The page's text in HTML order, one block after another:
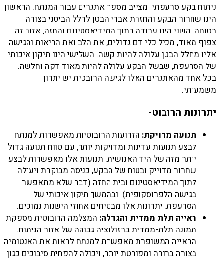
ניתוח בקע סרעפתי מצייב מספר אתגרים עבור המנתח. הראשון
הינו שחרור הבקע והחזרת אברי הבטן לחלל הביטני בצורה
בטוחה. השני הינו עבודה בתוך המידיאסטינום והחזה, אזור זה
צפוף מאוד, מכיל כלי דם גדולים, את הלב ואת הריאות והגישה
אליו מחלל הבטן עלולה להיות קשה. השלישי הינו תיקון איכותי
של הסרעפת, שבשל הבקע עלולה להיות מאוד דקה וחלשה.
בכל אחד מהאתגרים האלו לגישה הרובטית יש יתרון
משמעותי.
יתרונות הרובוט-
תנועה מדויקת: הזרועות הרובוטיות מאפשרות למנתח
לבצע תנועות עדינות ומדויקות יותר, עם טווח תנועה גדול
יותר מזה של היד האנושית. תנועות אלו מאפשרות לבצע
שחרור מדוייק ובטוח של הבקע, כניסה מבוקרת ויעילה
לתוך המידיאסטינום ובית החזה (דבר שלא מתאפשר
בגישה הלפרוסקופית) ובהמשך תיקון איכותי של
הסרעפת. יתרונות אלו מבטיחים אחוזי הישנות נמוכים.
ראייה תלת ממדית והגדלה: המצלמה הרובוטית מספקת
תמונה תלת-ממדית ברזולוציה גבוהה של אזור הניתוח.
הראייה המשופרת מאפשרת למנתח לראות את האנטומיה
בצורה ברורה ומפורטת יותר, ויכולה להפחית סיבוכים כגון